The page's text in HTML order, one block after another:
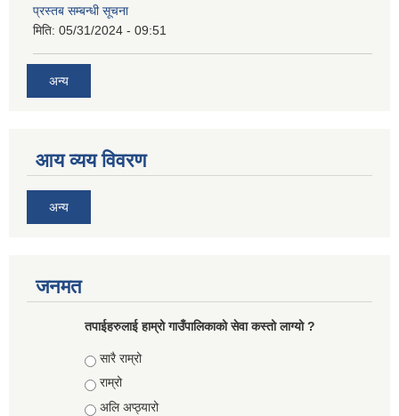
प्रस्तब सम्बन्धी सूचना
मिति: 05/31/2024 - 09:51
अन्य
आय व्यय विवरण
अन्य
जनमत
तपाईहरुलाई हाम्रो गाउँपालिकाको सेवा कस्तो लाग्यो ?
Choices
सारै राम्रो
राम्रो
अलि अप्ठ्यारो